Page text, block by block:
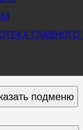
ГЛАВНОГО
подменю